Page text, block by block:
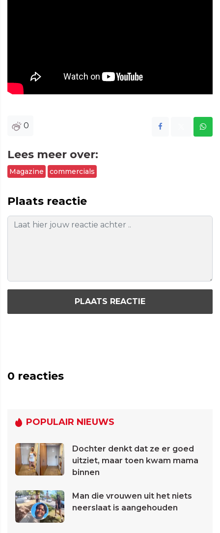
0
Lees meer over:
Magazine commercials
Plaats reactie
PLAATS REACTIE
0 reacties
POPULAIR NIEUWS
Dochter denkt dat ze er goed
uitziet, maar toen kwam mama
binnen
Man die vrouwen uit het niets
neerslaat is aangehouden